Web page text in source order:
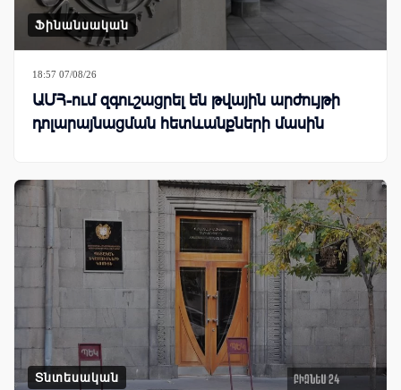
Ֆինանսական
18:57 07/08/26
ԱՄՀ-ում զգուշացրել են թվային արժույթի
դոլարայնացման հետևանքների մասին
Տնտեսական